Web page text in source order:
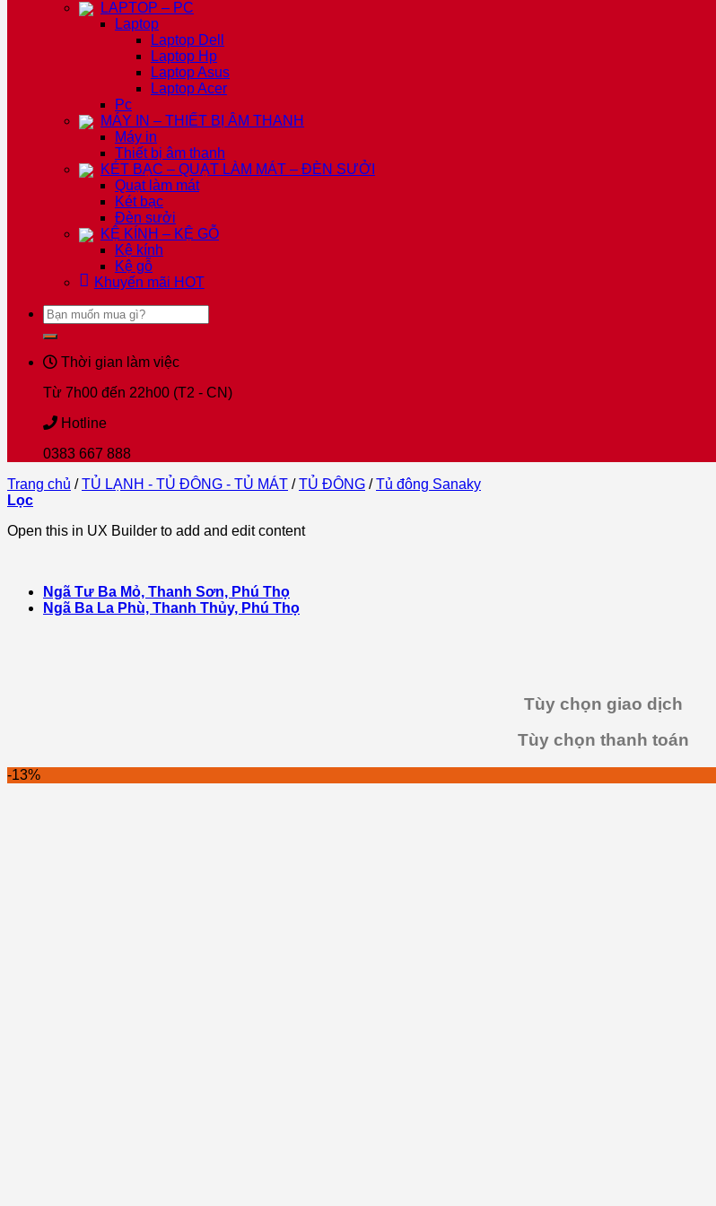
LAPTOP – PC
Laptop
Laptop Dell
Laptop Hp
Laptop Asus
Laptop Acer
Pc
MÁY IN – THIẾT BỊ ÂM THANH
Máy in
Thiết bị âm thanh
KÉT BẠC – QUẠT LÀM MÁT – ĐÈN SƯỞI
Quạt làm mát
Két bạc
Đèn sưởi
KỆ KÍNH – KỆ GỖ
Kệ kính
Kệ gỗ
Khuyến mãi HOT
Tìm
kiếm:
Thời gian làm việc
Từ 7h00 đến 22h00 (T2 - CN)
Hotline
0383 667 888
Trang chủ / TỦ LẠNH - TỦ ĐÔNG - TỦ MÁT / TỦ ĐÔNG / Tủ đông Sanaky
Lọc
Open this in UX Builder to add and edit content
Ngã Tư Ba Mỏ, Thanh Sơn, Phú Thọ
Ngã Ba La Phù, Thanh Thủy, Phú Thọ
Tùy chọn giao dịch
Tùy chọn thanh toán
-13%